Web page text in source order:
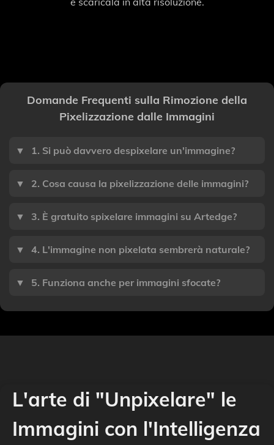
Domande Frequenti sulla Rimozione della
Pixelizzazione dalle Immagini
▼ 1. Si può davvero despixelare un'immagine?
▼ 2. Cosa causa la pixelizzazione delle immagini?
▼ 3. È gratuito spixelare immagini su Artedge?
▼ 4. L'immagine non pixelata sembrerà naturale?
▼ 5. Funziona anche per immagini sfocate?
L'arte di "Unpixelare" le
Immagini con l'Intelligenza